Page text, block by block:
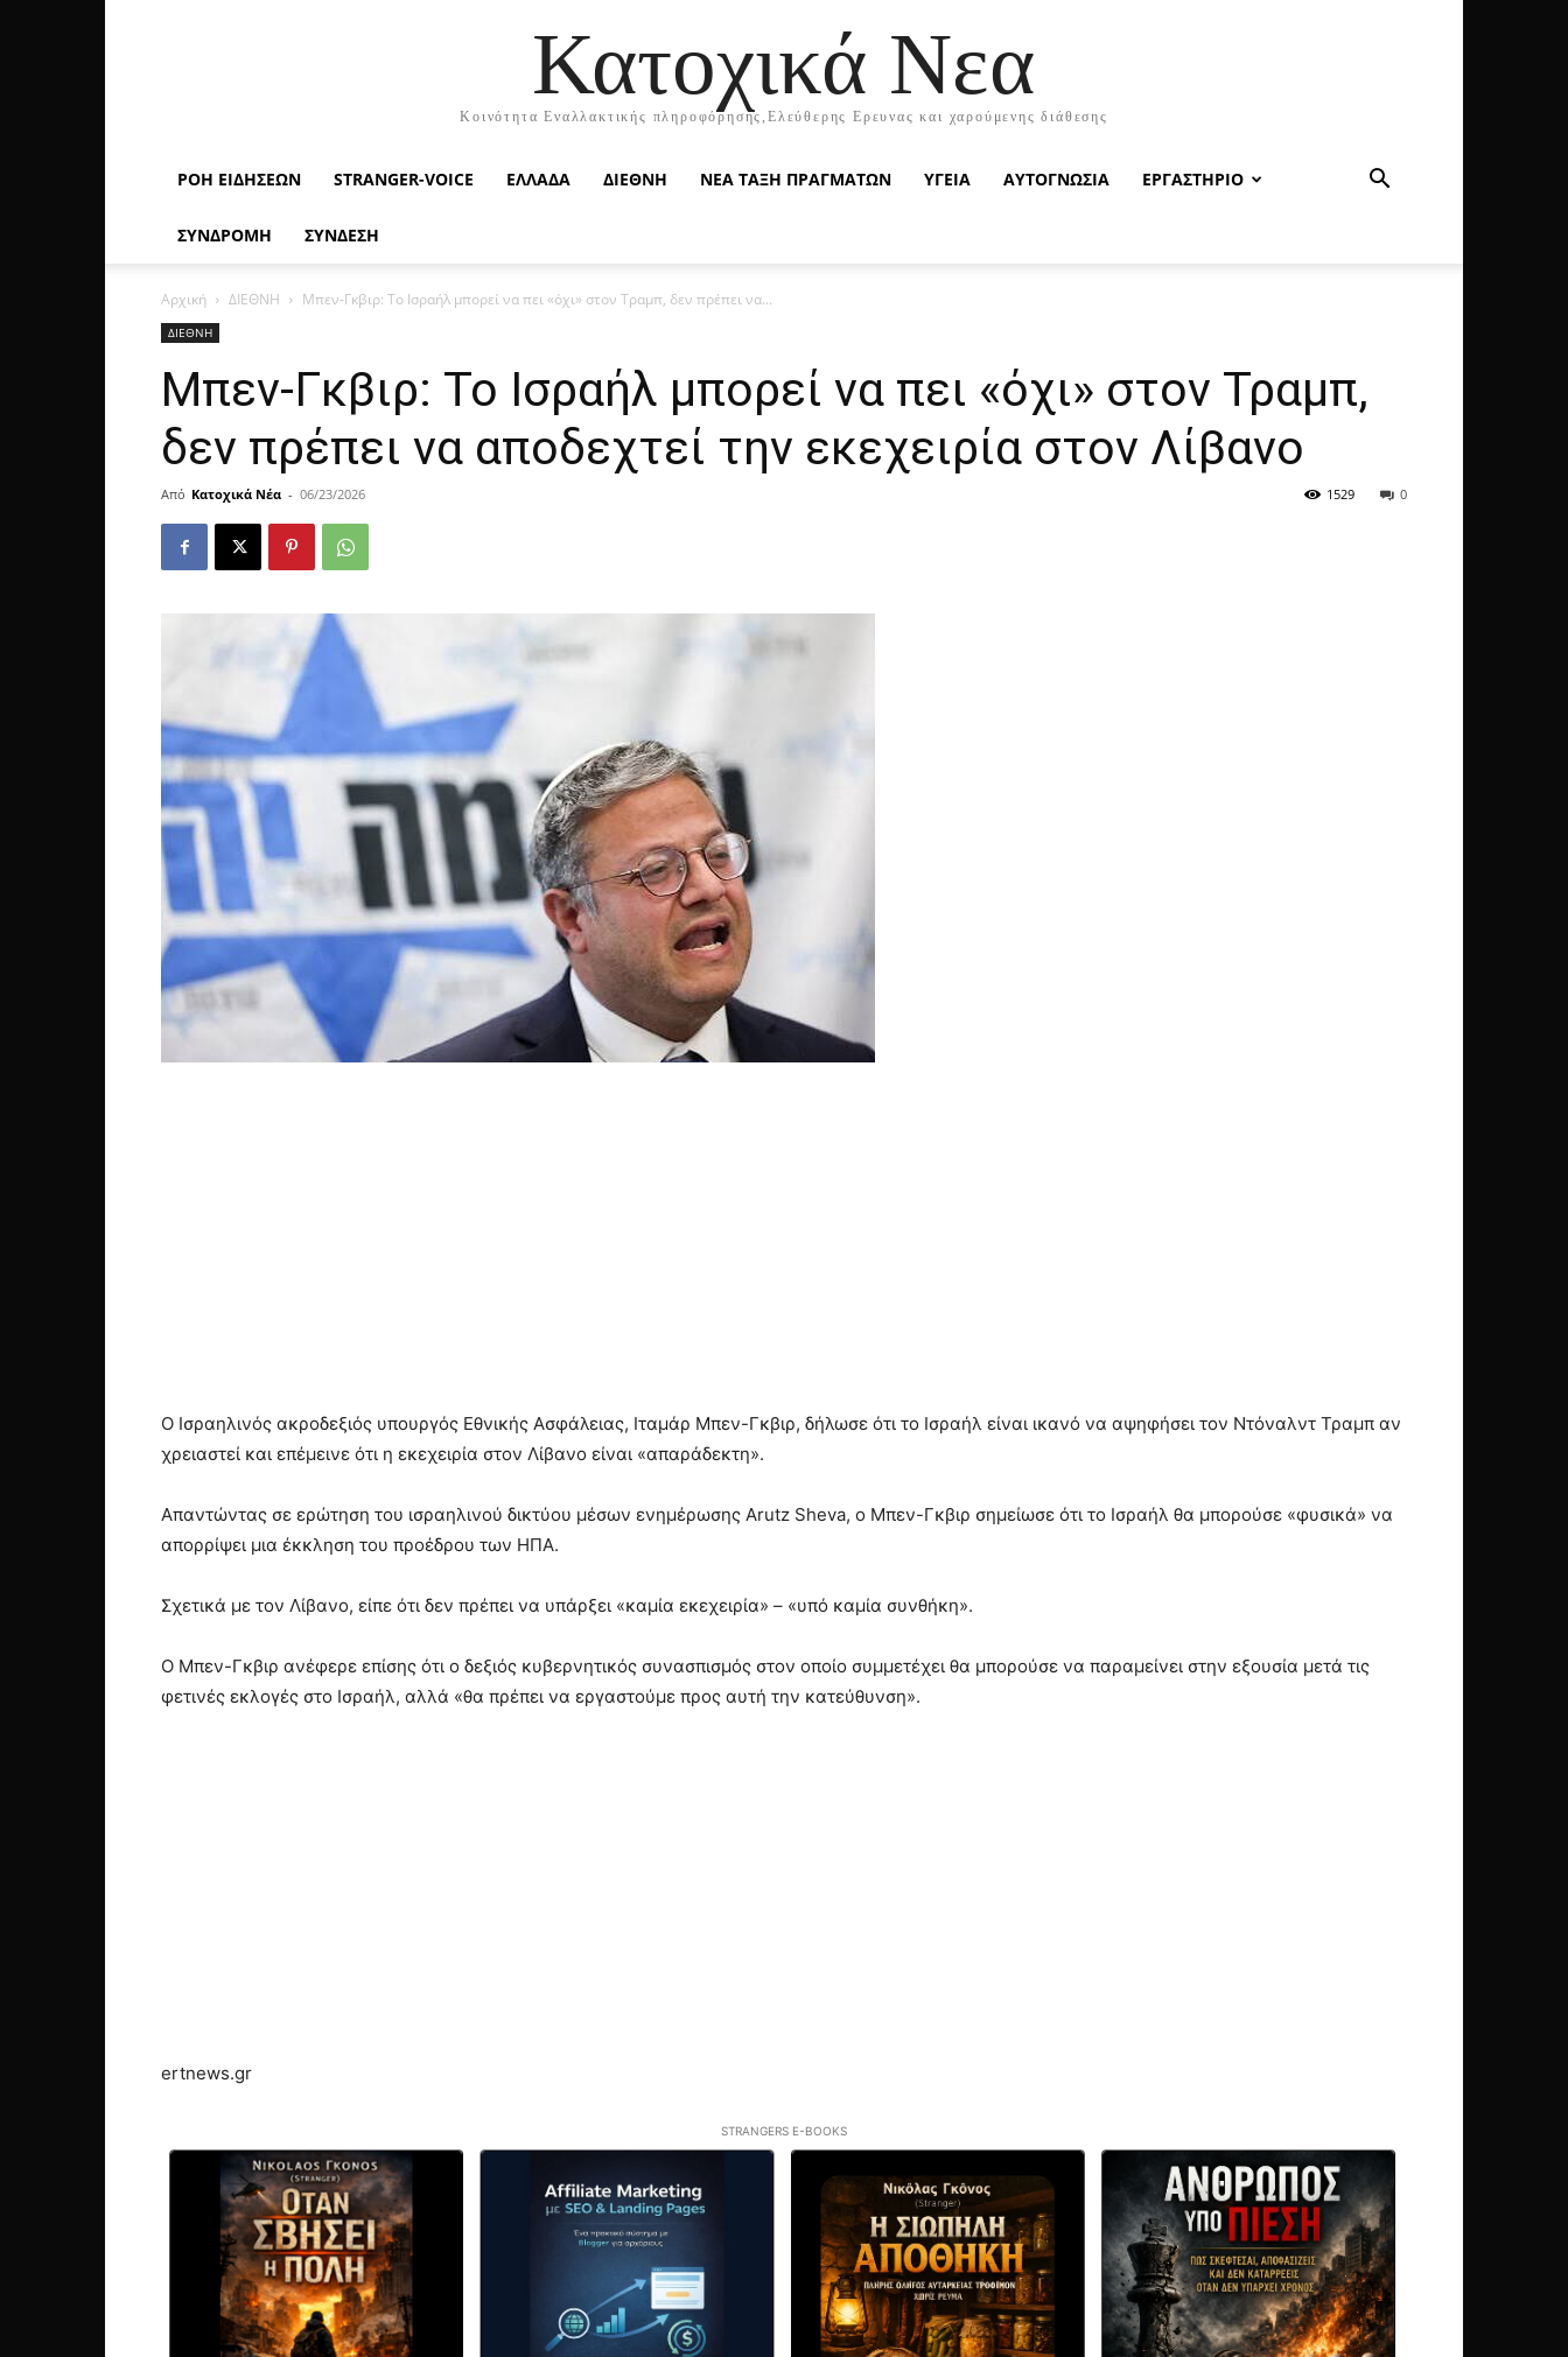
Κατοχικά Νεα
Κοινότητα Εναλλακτικής πληροφόρησης,Ελεύθερης Ερευνας και χαρούμενης διάθεσης
ΡΟΉ ΕΙΔΉΣΕΩΝ STRANGER-VOICE ΕΛΛΑΔΑ ΔΙΕΘΝΗ ΝΕΑ ΤΑΞΗ ΠΡΑΓΜΑΤΩΝ ΥΓΕΙΑ ΑΥΤΟΓΝΩΣΙΑ ΕΡΓΑΣΤΗΡΙΟ
ΣΥΝΔΡΟΜΗ ΣΥΝΔΕΣΗ
Αρχική ΔΙΕΘΝΗ Μπεν-Γκβιρ: Το Ισραήλ μπορεί να πει «όχι» στον Τραμπ, δεν πρέπει να...
ΔΙΕΘΝΗ
Μπεν-Γκβιρ: Το Ισραήλ μπορεί να πει «όχι» στον Τραμπ,
δεν πρέπει να αποδεχτεί την εκεχειρία στον Λίβανο
Από Κατοχικά Νέα - 06/23/2026 0
1529
Ο Ισραηλινός ακροδεξιός υπουργός Εθνικής Ασφάλειας, Ιταμάρ Μπεν-Γκβιρ, δήλωσε ότι το Ισραήλ είναι ικανό να αψηφήσει τον Ντόναλντ Τραμπ αν
χρειαστεί και επέμεινε ότι η εκεχειρία στον Λίβανο είναι «απαράδεκτη».
Απαντώντας σε ερώτηση του ισραηλινού δικτύου μέσων ενημέρωσης Arutz Sheva, ο Μπεν-Γκβιρ σημείωσε ότι το Ισραήλ θα μπορούσε «φυσικά» να
απορρίψει μια έκκληση του προέδρου των ΗΠΑ.
Σχετικά με τον Λίβανο, είπε ότι δεν πρέπει να υπάρξει «καμία εκεχειρία» – «υπό καμία συνθήκη».
Ο Μπεν-Γκβιρ ανέφερε επίσης ότι ο δεξιός κυβερνητικός συνασπισμός στον οποίο συμμετέχει θα μπορούσε να παραμείνει στην εξουσία μετά τις
φετινές εκλογές στο Ισραήλ, αλλά «θα πρέπει να εργαστούμε προς αυτή την κατεύθυνση».
ertnews.gr
STRANGERS E-BOOKS